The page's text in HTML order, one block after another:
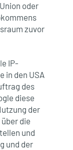
oder
zuvor
IP-
in den USA
des
diese
der
die
und
und der